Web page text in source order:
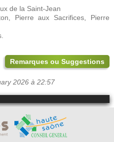
de la Saint-Jean
Pierre aux Sacrifices, Pierre
Remarques ou Suggestions
2026 à 22:57